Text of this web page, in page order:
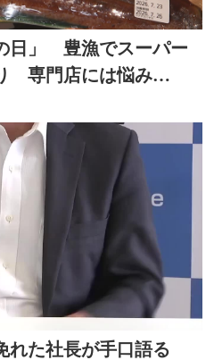
日」 豊漁でスーパー
専門店には悩み
れた社長が手口語る